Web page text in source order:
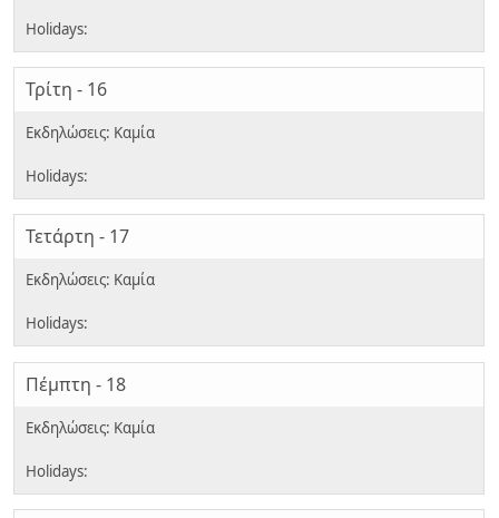
Τρίτη - 16
Τετάρτη - 17
Πέμπτη - 18